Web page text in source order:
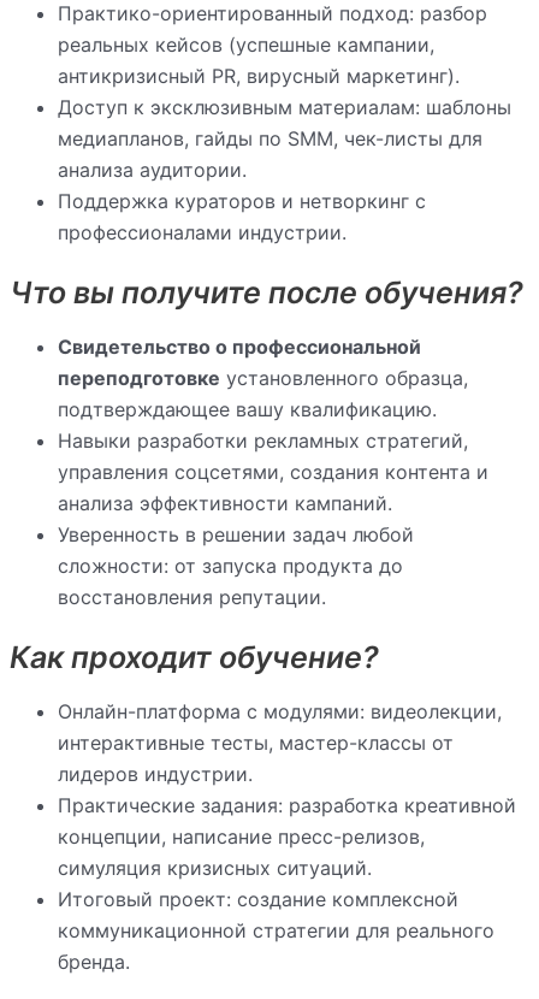
Практико-ориентированный подход: разбор
реальных кейсов (успешные кампании,
антикризисный PR, вирусный маркетинг).
Доступ к эксклюзивным материалам: шаблоны
медиапланов, гайды по SMM, чек-листы для
анализа аудитории.
Поддержка кураторов и нетворкинг с
профессионалами индустрии.
Что вы получите после обучения?
Свидетельство о профессиональной
переподготовке установленного образца,
подтверждающее вашу квалификацию.
Навыки разработки рекламных стратегий,
управления соцсетями, создания контента и
анализа эффективности кампаний.
Уверенность в решении задач любой
сложности: от запуска продукта до
восстановления репутации.
Как проходит обучение?
Онлайн-платформа с модулями: видеолекции,
интерактивные тесты, мастер-классы от
лидеров индустрии.
Практические задания: разработка креативной
концепции, написание пресс-релизов,
симуляция кризисных ситуаций.
Итоговый проект: создание комплексной
коммуникационной стратегии для реального
бренда.